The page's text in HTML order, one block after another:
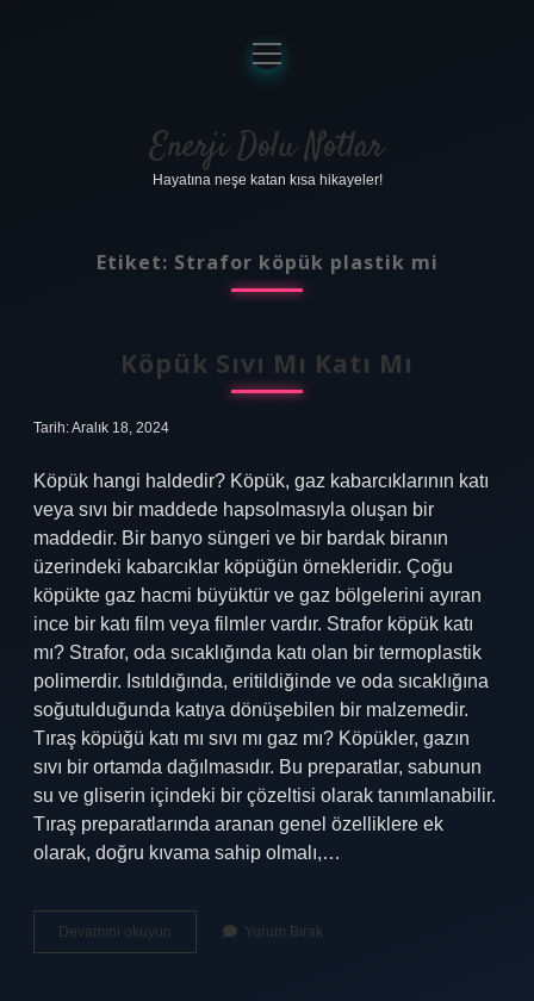
Anasayfa
Gizlilik Politikası
Yasal Uyarı
menüyü
aç
Enerji Dolu Notlar
Hayatına neşe katan kısa hikayeler!
Etiket: Strafor köpük plastik mi
Köpük Sıvı Mı Katı Mı
Tarih: Aralık 18, 2024
Köpük hangi haldedir? Köpük, gaz kabarcıklarının katı
veya sıvı bir maddede hapsolmasıyla oluşan bir
maddedir. Bir banyo süngeri ve bir bardak biranın
üzerindeki kabarcıklar köpüğün örnekleridir. Çoğu
köpükte gaz hacmi büyüktür ve gaz bölgelerini ayıran
ince bir katı film veya filmler vardır. Strafor köpük katı
mı? Strafor, oda sıcaklığında katı olan bir termoplastik
polimerdir. Isıtıldığında, eritildiğinde ve oda sıcaklığına
soğutulduğunda katıya dönüşebilen bir malzemedir.
Tıraş köpüğü katı mı sıvı mı gaz mı? Köpükler, gazın
sıvı bir ortamda dağılmasıdır. Bu preparatlar, sabunun
su ve gliserin içindeki bir çözeltisi olarak tanımlanabilir.
Tıraş preparatlarında aranan genel özelliklere ek
olarak, doğru kıvama sahip olmalı,…
Devamını okuyun
Sıvı
Yorum Bırak